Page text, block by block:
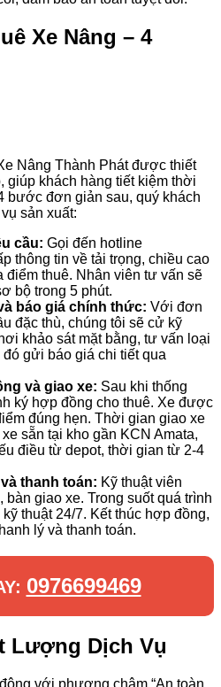
Xe Nâng – 4
Nâng Thành Phát được thiết
giúp khách hàng tiết kiệm thời
bước đơn giản sau, quý khách
sản xuất:
cầu: Gọi đến hotline
thông tin về tải trọng, chiều cao
điểm thuê. Nhân viên tư vấn sẽ
bộ trong 5 phút.
báo giá chính thức: Với đơn
đặc thù, chúng tôi sẽ cử kỹ
khảo sát mặt bằng, tư vấn loại
gửi báo giá chi tiết qua
và giao xe: Sau khi thống
ký hợp đồng cho thuê. Xe được
đúng hẹn. Thời gian giao xe
sẵn tại kho gần KCN Amata,
điều từ depot, thời gian từ 2-4
thanh toán: Kỹ thuật viên
giao xe. Trong suốt quá trình
thuật 24/7. Kết thúc hợp đồng,
lý và thanh toán.
0976699469
Lượng Dịch Vụ